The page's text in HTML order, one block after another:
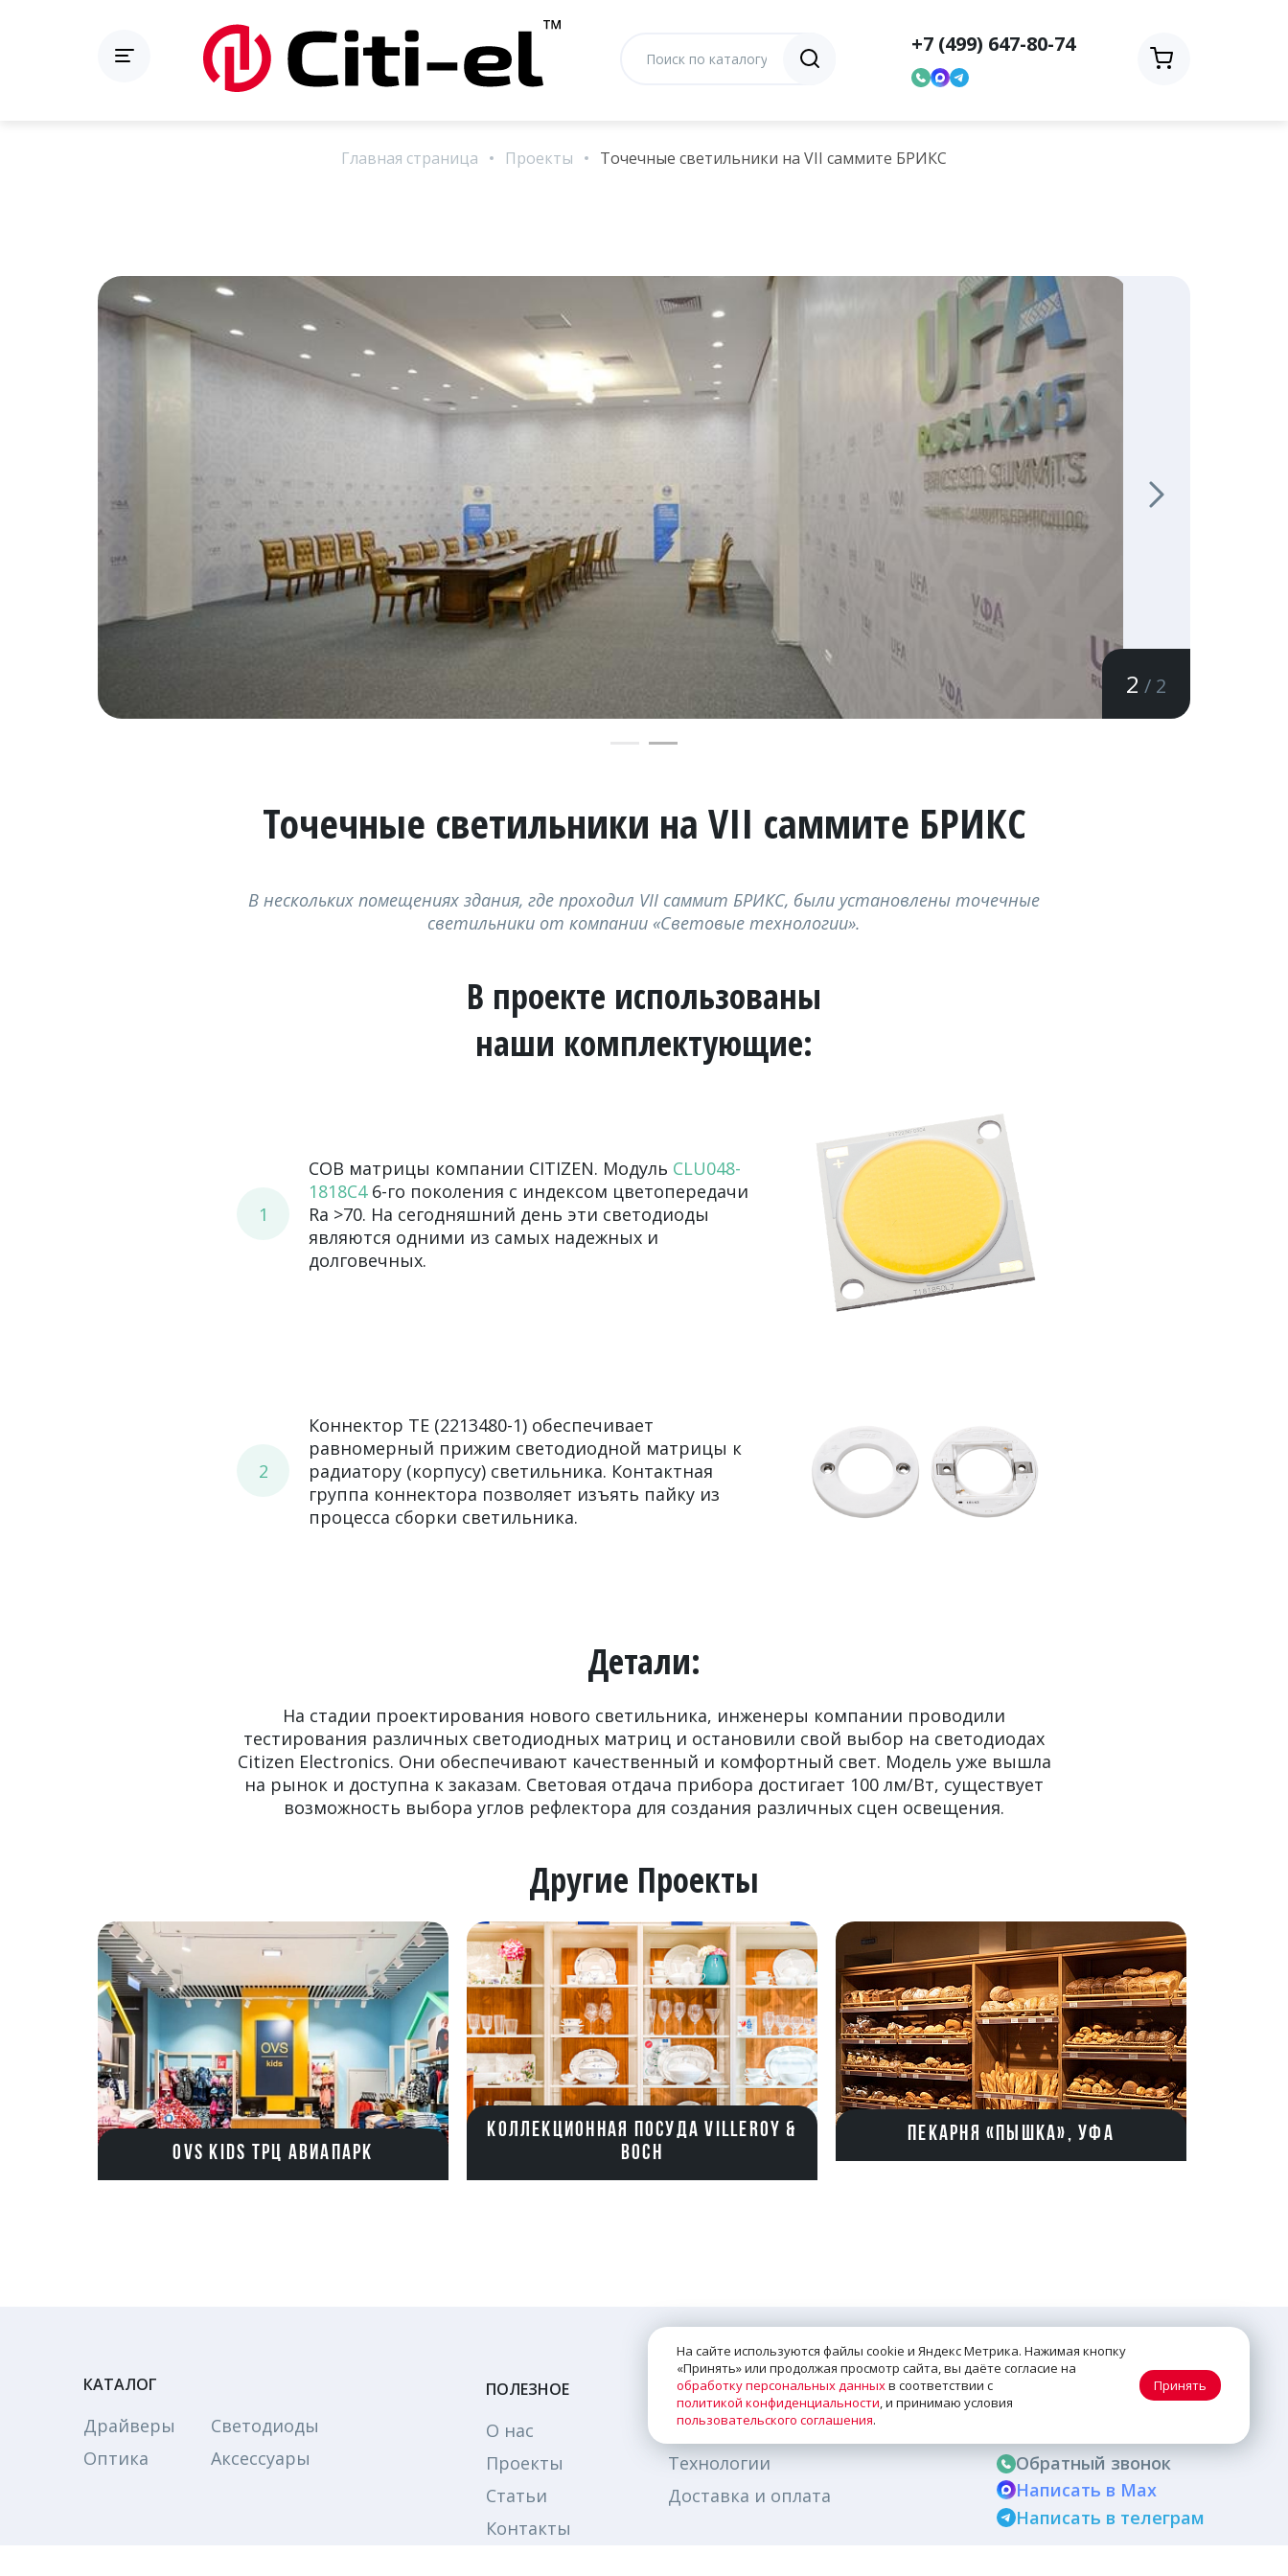
+7 (499) 647-80-74
Главная страница Проекты Точечные светильники на VII саммите БРИКС
2 / 2
Точечные светильники на VII саммите БРИКС
В нескольких помещениях здания, где проходил VII саммит БРИКС, были установлены точечные
светильники от компании «Световые технологии».
В проекте использованы
наши комплектующие:
1
COB матрицы компании CITIZEN. Модуль CLU048-
1818C46-го поколения c индексом цветопередачи
Ra >70. На сегодняшний день эти светодиоды
являются одними из самых надежных и
долговечных.
2
Коннектор TE (2213480-1) обеспечивает
равномерный прижим светодиодной матрицы к
радиатору (корпусу) светильника. Контактная
группа коннектора позволяет изъять пайку из
процесса сборки светильника.
Детали:
На стадии проектирования нового светильника, инженеры компании проводили
тестирования различных светодиодных матриц и остановили свой выбор на светодиодах
Citizen Electronics. Они обеспечивают качественный и комфортный свет. Модель уже вышла
на рынок и доступна к заказам. Световая отдача прибора достигает 100 лм/Вт, существует
возможность выбора углов рефлектора для создания различных сцен освещения.
Другие Проекты
OVS KIDS ТРЦ АВИАПАРК
КОЛЛЕКЦИОННАЯ ПОСУДА VILLEROY &
BOCH
ПЕКАРНЯ «ПЫШКА», УФА
КАТАЛОГ
Драйверы
Светодиоды
Оптика
Аксессуары
ПОЛЕЗНОЕ
О нас
Каталог
Проекты
Технологии
Статьи
Доставка и оплата
Контакты
Обратный звонок
Написать в Max
Написать в телеграм
На сайте используются файлы cookie и Яндекс Метрика. Нажимая кнопку
«Принять» или продолжая просмотр сайта, вы даёте согласие на
обработку персональных данныхв соответствии с
политикой конфиденциальности, и принимаю условия
пользовательского соглашения.
Принять